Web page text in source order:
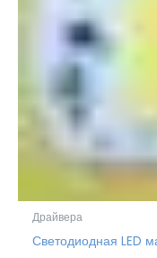
Драйвера
Светодиодная LED